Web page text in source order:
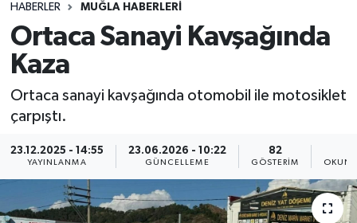
HABERLER MUĞLA HABERLERI
Ortaca Sanayi Kavşağında
Kaza
Ortaca sanayi kavşağında otomobil ile motosiklet
çarpıştı.
23.12.2025 - 14:55
YAYINLANMA
23.06.2026 - 10:22
GÜNCELLEME
82
GÖSTERIM
Muğla Haber
Siyaset
Muğla Trafik Yoğunluk Haritası
Süper Lig Puan Durumu ve Fikstür
Tüm Manşetler
Son Dakika Haberleri
Haber Arşivi